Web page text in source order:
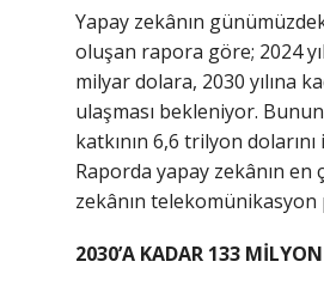
Yapay zekânın
oluşan rapora göre; 2024
milyar dolara, 2030 yılına
ulaşması bekleniyor.
katkının 6,6 trilyon
Raporda yapay zekânın
zekânın telekomünikasyon
2030’A KADAR 133